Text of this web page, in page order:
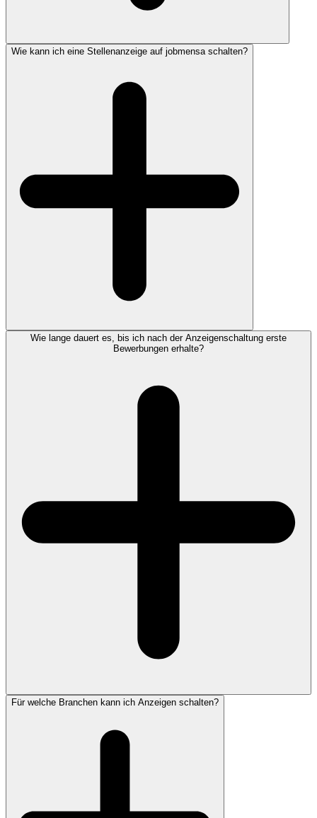
Wie kann ich eine Stellenanzeige auf jobmensa schalten?
Wie lange dauert es, bis ich nach der Anzeigenschaltung erste
Bewerbungen erhalte?
Für welche Branchen kann ich Anzeigen schalten?